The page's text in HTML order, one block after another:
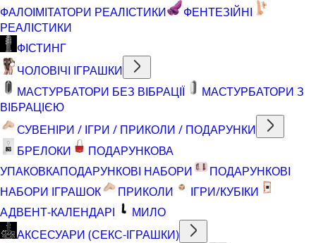
ФАЛОІМІТАТОРИ РЕАЛІСТИКИ
ФЕНТЕЗІЙНІ
РЕАЛІСТИКИ
ФІСТИНГ
ЧОЛОВІЧІ ІГРАШКИ
МАСТУРБАТОРИ БЕЗ ВІБРАЦІЇ
МАСТУРБАТОРИ З
ВІБРАЦІЄЮ
СУВЕНІРИ / ІГРИ / ПРИКОЛИ / ПОДАРУНКИ
БРЕЛОКИ
ПОДАРУНКОВА
УПАКОВКАПОДАРУНКОВІ НАБОРИ
ПОДАРУНКОВІ
НАБОРИ ІГРАШОК
ПРИКОЛИ
ІГРИ/КУБІКИ
АДВЕНТ-КАЛЕНДАРІ
МИЛО
АКСЕСУАРИ (СЕКС-ІГРАШКИ)